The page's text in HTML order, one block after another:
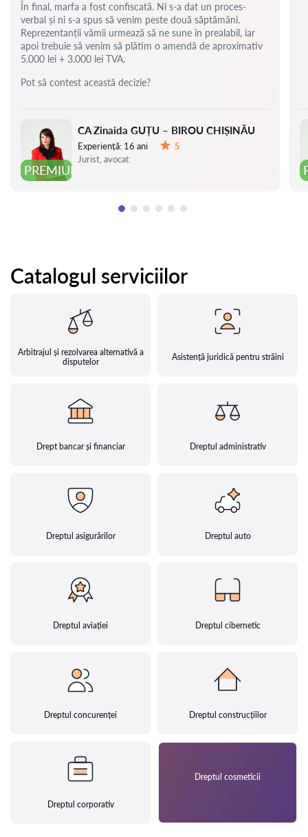
PREMIUM
CA Zinaida GUȚU – BIROU CHIȘINĂU
Experiență: 16 ani
5
Jurist, avocat
În final, marfa a fost confiscată. Ni s-a dat un proces-
verbal și ni s-a spus să venim peste două săptămâni.
Reprezentanții vămii urmează să ne sune în prealabil, iar
apoi trebuie să venim să plătim o amendă de aproximativ
5.000 lei + 3.000 lei TVA.
Pot să contest această decizie?
Catalogul serviciilor
Arbitrajul și rezolvarea alternativă a
disputelor
Asistență juridică pentru străini
Drept bancar și financiar Dreptul administrativ
Dreptul asigurărilor Dreptul auto
Dreptul aviației Dreptul cibernetic
Dreptul concurenței Dreptul construcțiilor
Dreptul corporativ
Dreptul cosmeticii